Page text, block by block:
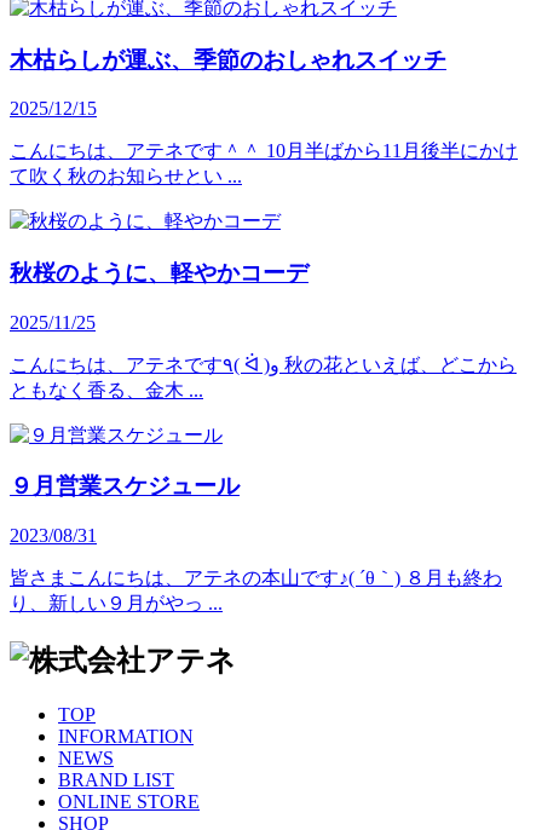
木枯らしが運ぶ、季節のおしゃれスイッチ
2025/12/15
こんにちは、アテネです＾＾ 10月半ばから11月後半にかけ
て吹く秋のお知らせとい ...
秋桜のように、軽やかコーデ
2025/11/25
こんにちは、アテネです٩( ᐛ )و 秋の花といえば、どこから
ともなく香る、金木 ...
９月営業スケジュール
2023/08/31
皆さまこんにちは、アテネの本山です♪( ´θ｀) ８月も終わ
り、新しい９月がやっ ...
TOP
INFORMATION
NEWS
BRAND LIST
ONLINE STORE
SHOP